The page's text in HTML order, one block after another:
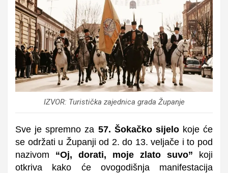
IZVOR: Turistička zajednica grada Županje
Sve je spremno za 57. Šokačko sijelokoje će
se održati u Županji od 2. do 13. veljače i to pod
nazivom “Oj, dorati, moje zlato suvo” koji
otkriva kako će ovogodišnja manifestacija